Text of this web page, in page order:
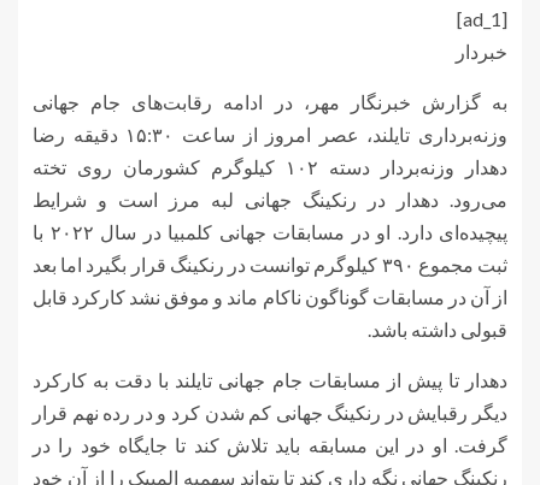
[ad_1]
خبردار
به گزارش خبرنگار مهر، در ادامه رقابت‌های جام جهانی
وزنه‌برداری تایلند، عصر امروز از ساعت ۱۵:۳۰ دقیقه رضا
دهدار وزنه‌بردار دسته ۱۰۲ کیلوگرم کشورمان روی تخته
می‌رود. دهدار در رنکینگ جهانی لبه مرز است و شرایط
پیچیده‌ای دارد. او در مسابقات جهانی کلمبیا در سال ۲۰۲۲ با
ثبت مجموع ۳۹۰ کیلوگرم توانست در رنکینگ قرار بگیرد اما بعد
از آن در مسابقات گوناگون ناکام ماند و موفق نشد کارکرد قابل
قبولی داشته باشد.
دهدار تا پیش از مسابقات جام جهانی تایلند با دقت به کارکرد
دیگر رقبایش در رنکینگ جهانی کم شدن کرد و در رده نهم قرار
گرفت. او در این مسابقه باید تلاش کند تا جایگاه خود را در
رنکینگ جهانی نگه داری کند تا بتواند سهمیه المپیک را از آن خود